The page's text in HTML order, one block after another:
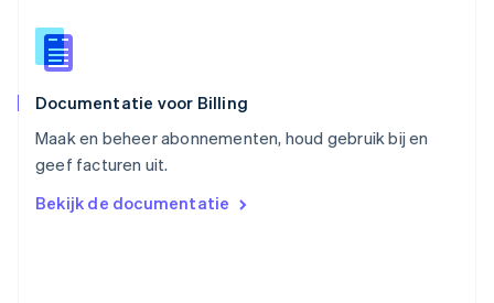
Documentatie voor Billing
Maak en beheer abonnementen, houd gebruik bij en
geef facturen uit.
Bekijk de documentatie
Español
Thailand
Tsjechië
Vasteland van China
简体中文English
English